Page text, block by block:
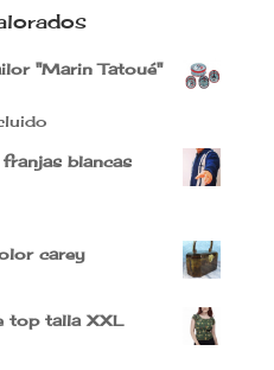
"Marin Tatoué"
blancas
carey
top talla XXL